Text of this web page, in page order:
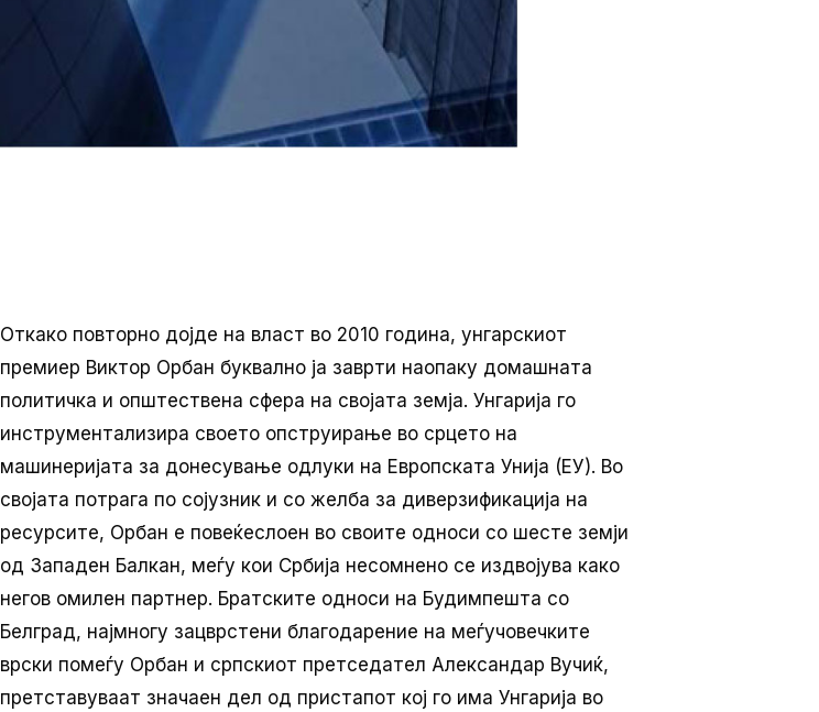
Откако повторно дојде на власт во 2010 година, унгарскиот
премиер Виктор Орбан буквално ја заврти наопаку домашната
политичка и општествена сфера на својата земја. Унгарија го
инструментализира своето опструирање во срцето на
машинеријата за донесување одлуки на Европската Унија (ЕУ). Во
својата потрага по сојузник и со желба за диверзификација на
ресурсите, Орбан е повеќеслоен во своите односи со шесте земји
од Западен Балкан, меѓу кои Србија несомнено се издвојува како
негов омилен партнер. Братските односи на Будимпешта со
Белград, најмногу зацврстени благодарение на меѓучовечките
врски помеѓу Орбан и српскиот претседател Александар Вучиќ,
претставуваат значаен дел од пристапот кој го има Унгарија во